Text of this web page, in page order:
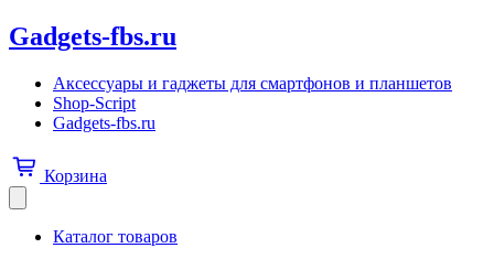
Gadgets-fbs.ru
Аксессуары и гаджеты для смартфонов и планшетов
Shop-Script
Gadgets-fbs.ru
Корзина
Каталог товаров